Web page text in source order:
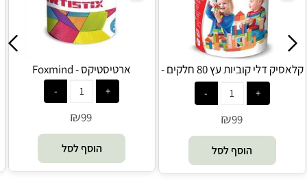
ארטיסטיקס - Foxmind
₪99
הוסף לסל
קלאסיק דלי קוביות עץ 80 חלקים -
Foxmind Classic
₪99
הוסף לסל